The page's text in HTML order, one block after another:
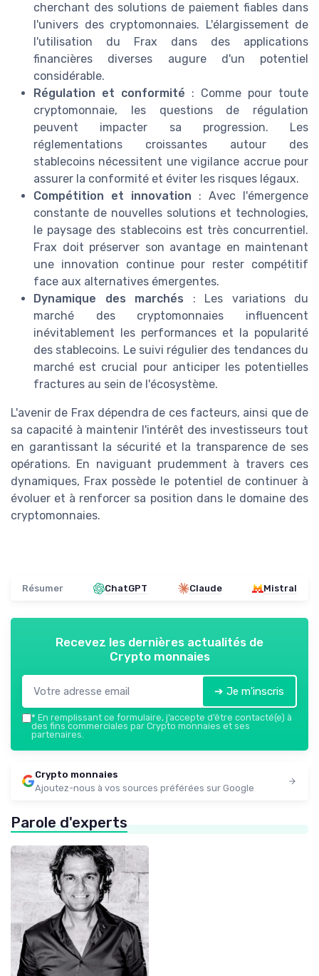
cherchant des solutions de paiement fiables dans
l'univers des cryptomonnaies. L'élargissement de
l'utilisation du Frax dans des applications
financières diverses augure d'un potentiel
considérable.
Régulation et conformité : Comme pour toute
cryptomonnaie, les questions de régulation
peuvent impacter sa progression. Les
réglementations croissantes autour des
stablecoins nécessitent une vigilance accrue pour
assurer la conformité et éviter les risques légaux.
Compétition et innovation : Avec l'émergence
constante de nouvelles solutions et technologies,
le paysage des stablecoins est très concurrentiel.
Frax doit préserver son avantage en maintenant
une innovation continue pour rester compétitif
face aux alternatives émergentes.
Dynamique des marchés : Les variations du
marché des cryptomonnaies influencent
inévitablement les performances et la popularité
des stablecoins. Le suivi régulier des tendances du
marché est crucial pour anticiper les potentielles
fractures au sein de l'écosystème.
L'avenir de Frax dépendra de ces facteurs, ainsi que de
sa capacité à maintenir l'intérêt des investisseurs tout
en garantissant la sécurité et la transparence de ses
opérations. En naviguant prudemment à travers ces
dynamiques, Frax possède le potentiel de continuer à
évoluer et à renforcer sa position dans le domaine des
cryptomonnaies.
Résumer ChatGPT Claude Mistral
Recevez les dernières actualités de
Crypto monnaies
➔ Je m'inscris
* En remplissant ce formulaire, j’accepte d’être contacté(e) à
des fins commerciales par Crypto monnaies et ses
partenaires.
Crypto monnaies
Ajoutez-nous à vos sources préférées sur Google
Parole d'experts